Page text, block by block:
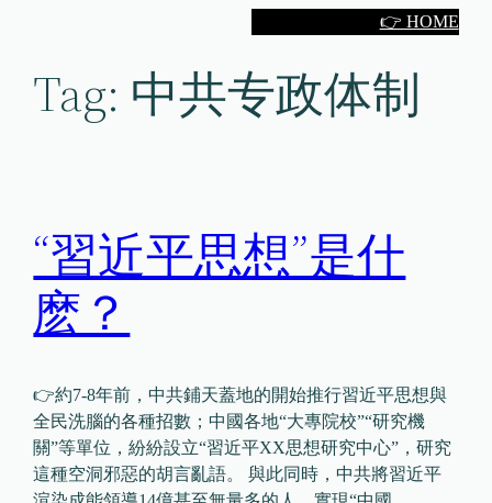
👉 HOME
Tag: 中共专政体制
“習近平思想”是什
麽？
👉約7-8年前，中共鋪天蓋地的開始推行習近平思想與
全民洗腦的各種招數；中國各地“大專院校”“研究機
關”等單位，紛紛設立“習近平XX思想研究中心”，研究
這種空洞邪惡的胡言亂語。 與此同時，中共將習近平